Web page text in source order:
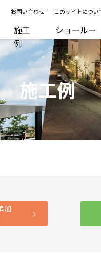
お問い合わせ このサイトについ
施工
例
ショールー
ム
施工例
加